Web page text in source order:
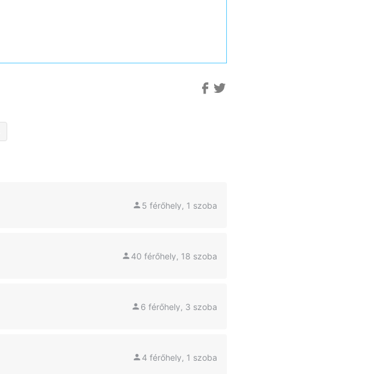
5 férőhely, 1 szoba
40 férőhely, 18 szoba
6 férőhely, 3 szoba
4 férőhely, 1 szoba